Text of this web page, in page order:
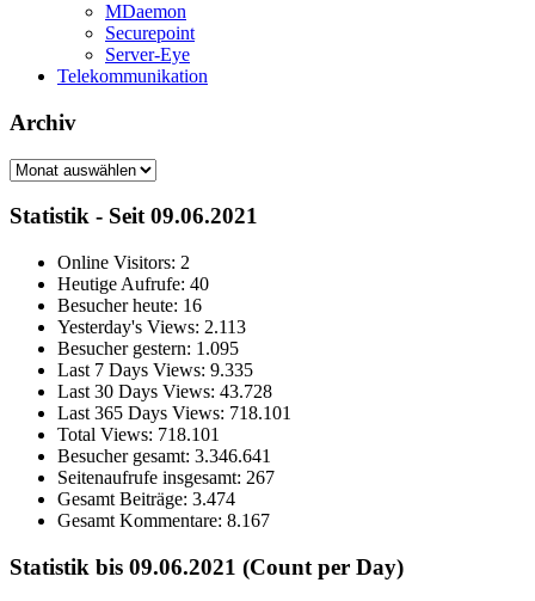
MDaemon
Securepoint
Server-Eye
Telekommunikation
Archiv
Archiv
Statistik - Seit 09.06.2021
Online Visitors: 2
Heutige Aufrufe: 40
Besucher heute: 16
Yesterday's Views: 2.113
Besucher gestern: 1.095
Last 7 Days Views: 9.335
Last 30 Days Views: 43.728
Last 365 Days Views: 718.101
Total Views: 718.101
Besucher gesamt: 3.346.641
Seitenaufrufe insgesamt: 267
Gesamt Beiträge: 3.474
Gesamt Kommentare: 8.167
Statistik bis 09.06.2021 (Count per Day)